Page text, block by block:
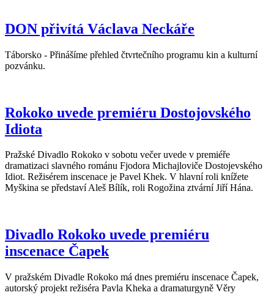
DON přivítá Václava Neckáře
Táborsko - Přinášíme přehled čtvrtečního programu kin a kulturní
pozvánku.
Rokoko uvede premiéru Dostojovského
Idiota
Pražské Divadlo Rokoko v sobotu večer uvede v premiéře
dramatizaci slavného románu Fjodora Michajloviče Dostojevského
Idiot. Režisérem inscenace je Pavel Khek. V hlavní roli knížete
Myškina se představí Aleš Bílík, roli Rogožina ztvární Jiří Hána.
Divadlo Rokoko uvede premiéru
inscenace Čapek
V pražském Divadle Rokoko má dnes premiéru inscenace Čapek,
autorský projekt režiséra Pavla Kheka a dramaturgyně Věry